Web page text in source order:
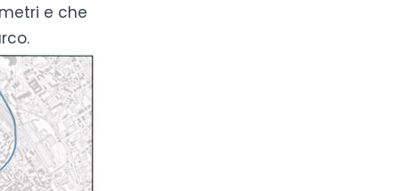
e che